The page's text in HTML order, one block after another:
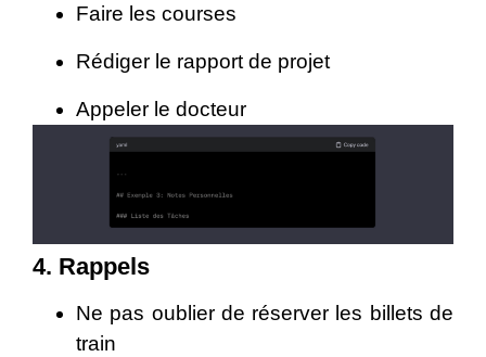
Faire les courses
Rédiger le rapport de projet
Appeler le docteur
4. Rappels
Ne pas oublier de réserver les billets de
train